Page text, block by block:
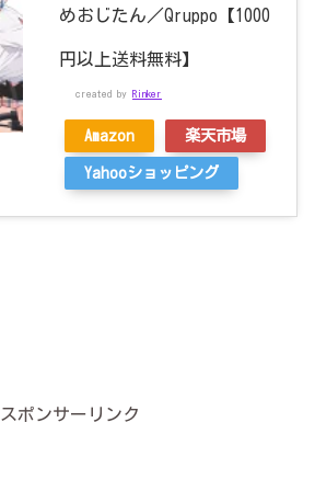
めおじたん／Qruppo【1000
円以上送料無料】
created by Rinker
Amazon 楽天市場
Yahooショッピング
スポンサーリンク